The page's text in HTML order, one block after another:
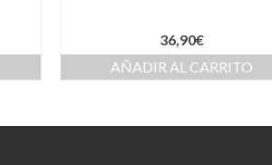
36,90€
AÑADIR AL CARRITO